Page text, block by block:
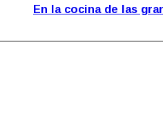
En la cocina de las